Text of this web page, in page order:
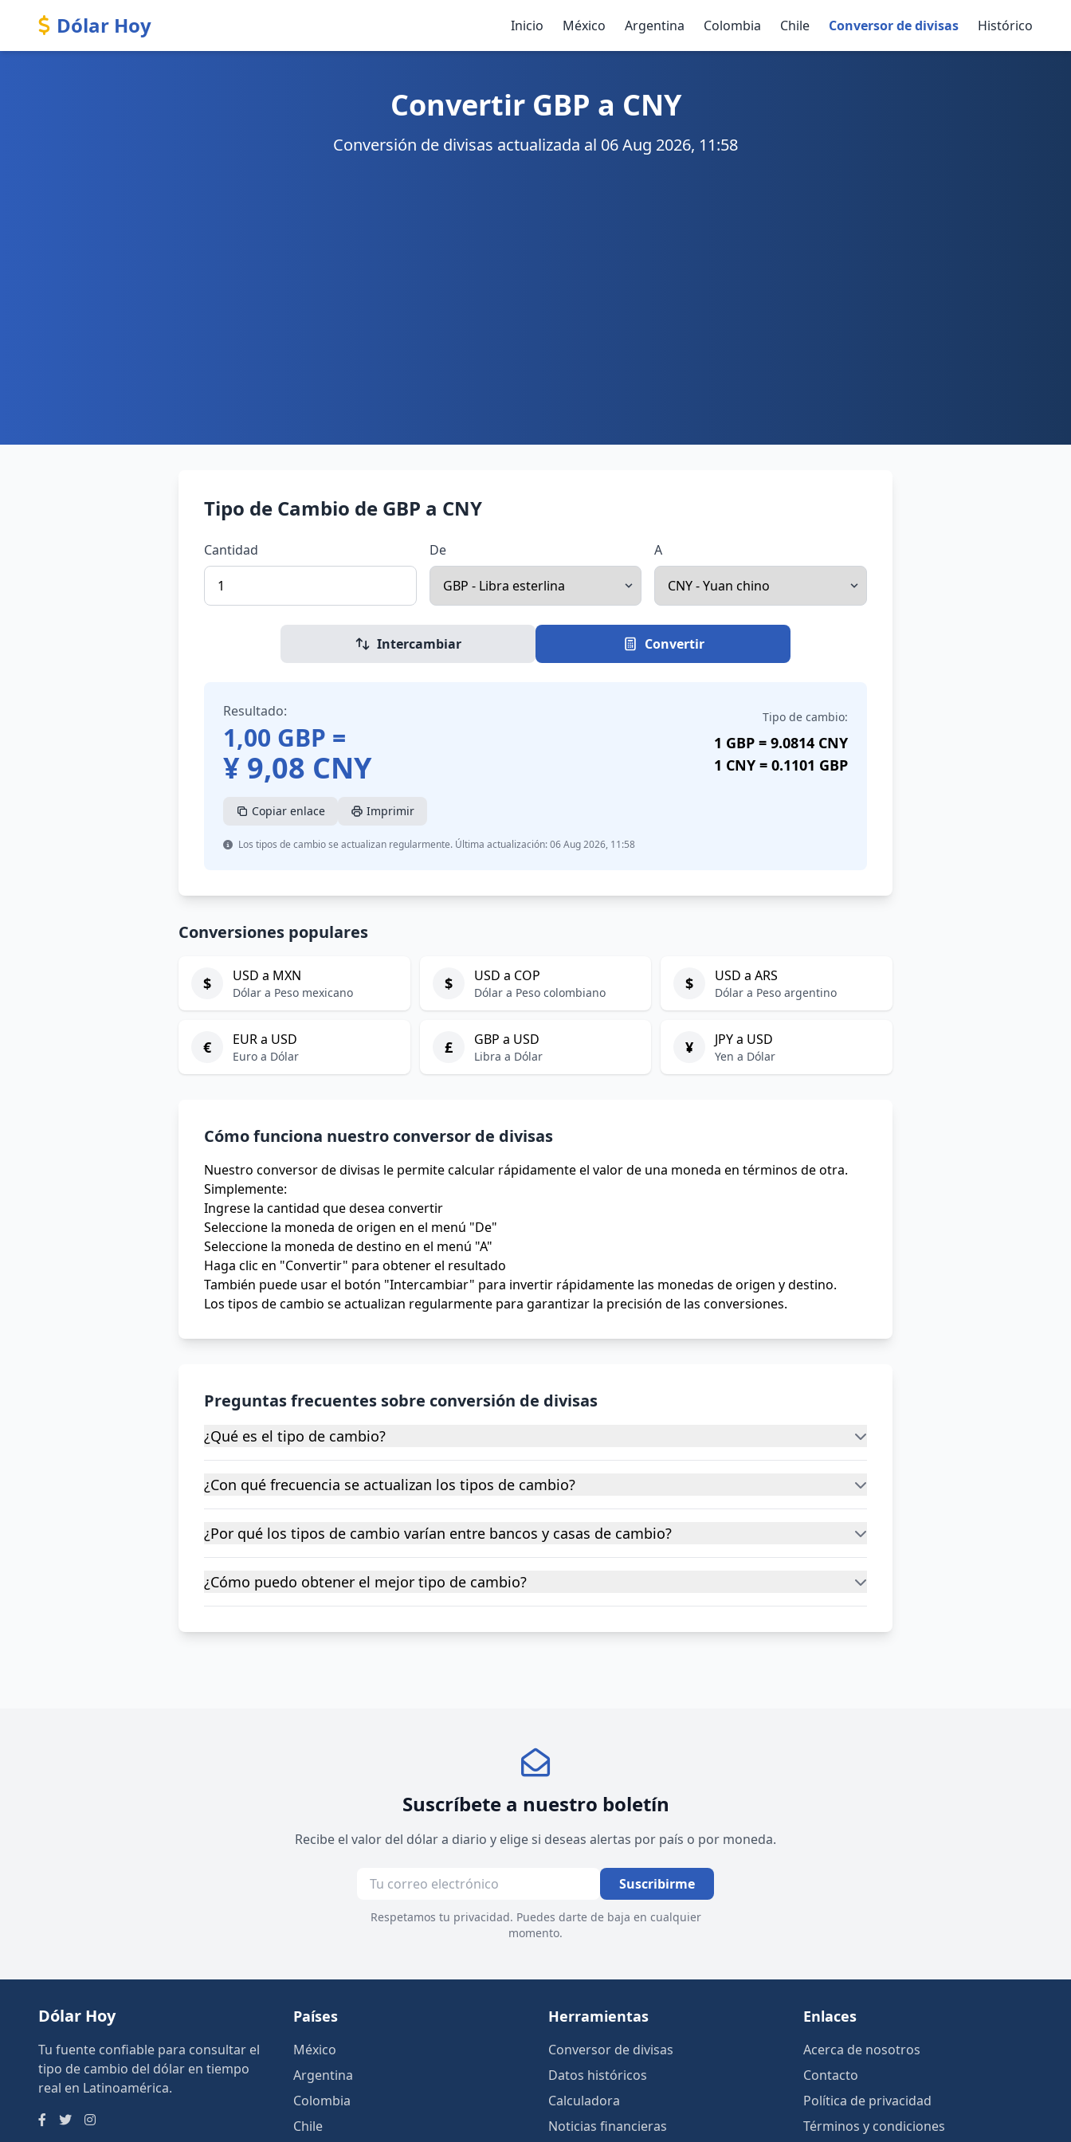
Dólar Hoy Inicio México Argentina Colombia Chile Conversor de divisas Histórico
Convertir GBP a CNY
Conversión de divisas actualizada al 06 Aug 2026, 11:58
Tipo de Cambio de GBP a CNY
Cantidad De A
Intercambiar Convertir
Resultado:
1,00 GBP =
¥ 9,08 CNY
Tipo de cambio:
1 GBP = 9.0814 CNY
1 CNY = 0.1101 GBP
Copiar enlace Imprimir
Los tipos de cambio se actualizan regularmente. Última actualización: 06 Aug 2026, 11:58
Conversiones populares
$ USD a MXN
Dólar a Peso mexicano $ USD a COP
Dólar a Peso colombiano $ USD a ARS
Dólar a Peso argentino
€ EUR a USD
Euro a Dólar £ GBP a USD
Libra a Dólar ¥ JPY a USD
Yen a Dólar
Cómo funciona nuestro conversor de divisas
Nuestro conversor de divisas le permite calcular rápidamente el valor de una moneda en términos de otra.
Simplemente:
Ingrese la cantidad que desea convertir
Seleccione la moneda de origen en el menú "De"
Seleccione la moneda de destino en el menú "A"
Haga clic en "Convertir" para obtener el resultado
También puede usar el botón "Intercambiar" para invertir rápidamente las monedas de origen y destino.
Los tipos de cambio se actualizan regularmente para garantizar la precisión de las conversiones.
Preguntas frecuentes sobre conversión de divisas
¿Qué es el tipo de cambio?
¿Con qué frecuencia se actualizan los tipos de cambio?
¿Por qué los tipos de cambio varían entre bancos y casas de cambio?
¿Cómo puedo obtener el mejor tipo de cambio?
Suscríbete a nuestro boletín
Recibe el valor del dólar a diario y elige si deseas alertas por país o por moneda.
Suscribirme
Respetamos tu privacidad. Puedes darte de baja en cualquier
momento.
Dólar Hoy
Tu fuente confiable para consultar el
tipo de cambio del dólar en tiempo
real en Latinoamérica.
Países
México
Argentina
Colombia
Chile
Herramientas
Conversor de divisas
Datos históricos
Calculadora
Noticias financieras
Enlaces
Acerca de nosotros
Contacto
Política de privacidad
Términos y condiciones